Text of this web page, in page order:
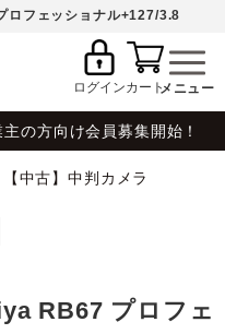
ロフェッショナル+127/3.8
ログインカート
の方向け会員募集開始！
【中古】中判カメラ
RB67 プロフェ